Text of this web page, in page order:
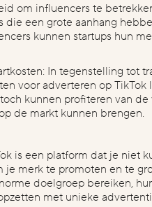
om influencers te
die een grote aanhang
kunnen startups hun
In tegenstelling tot
voor adverteren op
kunnen profiteren van
de markt kunnen brengen.
is een platform dat je niet
je merk te promoten en te
doelgroep bereiken,
met unieke